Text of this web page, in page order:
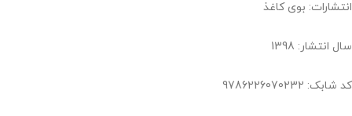
انتشارات: بوی کاغذ
سال انتشار: 1398
کد شابک: 9786226070232